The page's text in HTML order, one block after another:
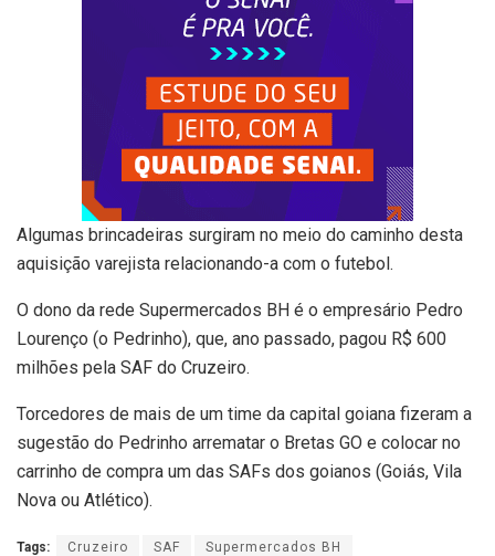
Algumas brincadeiras surgiram no meio do caminho desta
aquisição varejista relacionando-a com o futebol.
O dono da rede Supermercados BH é o empresário Pedro
Lourenço (o Pedrinho), que, ano passado, pagou R$ 600
milhões pela SAF do Cruzeiro.
Torcedores de mais de um time da capital goiana fizeram a
sugestão do Pedrinho arrematar o Bretas GO e colocar no
carrinho de compra um das SAFs dos goianos (Goiás, Vila
Nova ou Atlético).
Tags: Cruzeiro SAF Supermercados BH